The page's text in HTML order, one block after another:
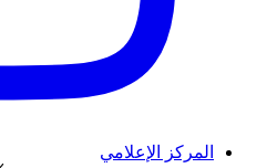
المركز الإعلامي